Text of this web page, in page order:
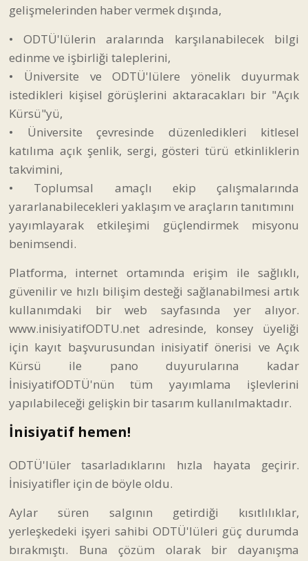
gelişmelerinden haber vermek dışında,
• ODTÜ'lülerin aralarında karşılanabilecek bilgi
edinme ve işbirliği taleplerini,
• Üniversite ve ODTÜ'lülere yönelik duyurmak
istedikleri kişisel görüşlerini aktaracakları bir "Açık
Kürsü"yü,
• Üniversite çevresinde düzenledikleri kitlesel
katılıma açık şenlik, sergi, gösteri türü etkinliklerin
takvimini,
• Toplumsal amaçlı ekip çalışmalarında
yararlanabilecekleri yaklaşım ve araçların tanıtımını
yayımlayarak etkileşimi güçlendirmek misyonu
benimsendi.
Platforma, internet ortamında erişim ile sağlıklı,
güvenilir ve hızlı bilişim desteği sağlanabilmesi artık
kullanımdaki bir web sayfasında yer alıyor.
www.inisiyatifODTU.net adresinde, konsey üyeliği
için kayıt başvurusundan inisiyatif önerisi ve Açık
Kürsü ile pano duyurularına kadar
İnisiyatifODTÜ'nün tüm yayımlama işlevlerini
yapılabileceği gelişkin bir tasarım kullanılmaktadır.
İnisiyatif hemen!
ODTÜ'lüler tasarladıklarını hızla hayata geçirir.
İnisiyatifler için de böyle oldu.
Aylar süren salgının getirdiği kısıtlılıklar,
yerleşkedeki işyeri sahibi ODTÜ'lüleri güç durumda
bırakmıştı. Buna çözüm olarak bir dayanışma